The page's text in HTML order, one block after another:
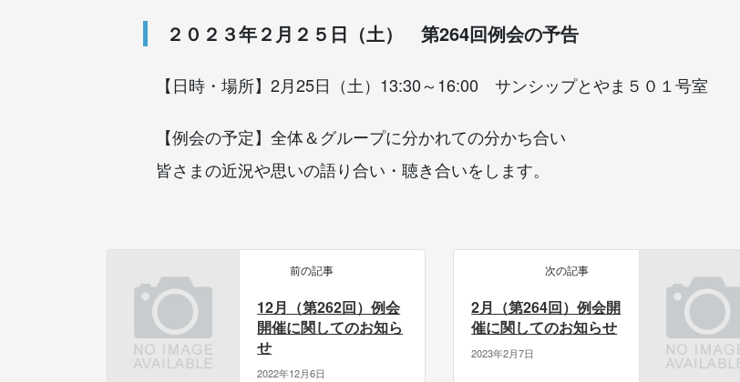
２０２３年２月２５日（土） 第264回例会の予告
【日時・場所】2月25日（土）13:30～16:00 サンシップとやま５０１号室
【例会の予定】全体＆グループに分かれての分かち合い
皆さまの近況や思いの語り合い・聴き合いをします。
前の記事
12月（第262回）例会
開催に関してのお知ら
せ
2022年12月6日
次の記事
2月（第264回）例会開
催に関してのお知らせ
2023年2月7日